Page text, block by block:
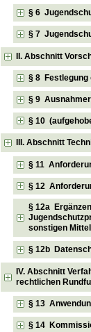
§ 6
§ 7
II. Abschnitt
§ 8 Festlegung
§ 9
§ 10
III. Abschnitt
§ 11
§ 12
§ 12a
sonstigen
§ 12b
IV. Abschnitt
rechtlichen
§ 13
§ 14